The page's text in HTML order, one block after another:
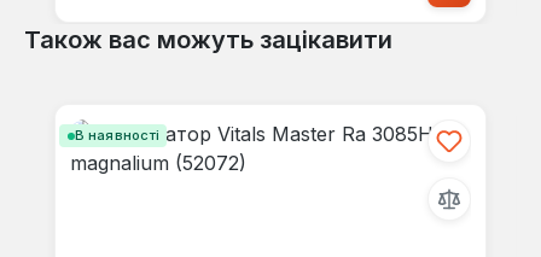
Також вас можуть зацікавити
В наявності